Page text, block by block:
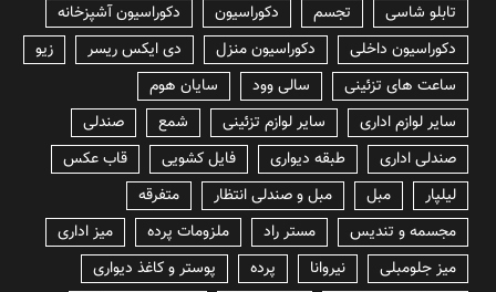
تابلو شاسی
تجسم دکوراسیون
دکوراسیون آشپزخانه
دکوراسیون داخلی
دکوراسیون منزل دی ایکس ریسر
زیو
ساعت های تزئینی
سالی وود
سایان هوم
سایر لوازم اداری
سایر لوازم تزئینی شمع
صندلی
صندلی اداری
طبقه دیواری فایل کشویی
قاب عکس
لیلپار
مبل مبل و صندلی انتظار
متفرقه
مجسمه و تندیس
مستر راد ملزومات پرده
میز اداری
میز جلومبلی
نیروانا پرده
پوستر و کاغذ دیواری